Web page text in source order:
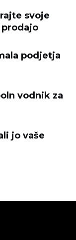
svoje
podjetja
vodnik za
jo vaše